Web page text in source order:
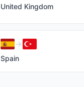
United Kingdom
Spain